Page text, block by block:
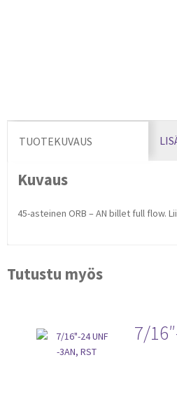
TUOTEKUVAUS
Kuvaus
45-asteinen ORB – AN billet full flow.
Tutustu myös
7/